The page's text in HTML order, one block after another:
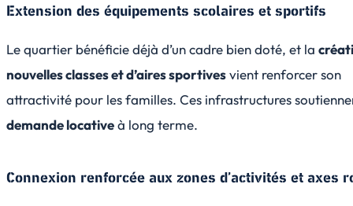
Extension des équipements scolaires et sportifs
Le quartier bénéficie déjà d’un cadre bien doté, et la
nouvelles classes et d’aires sportivesvient renforcer son
attractivité pour les familles. Ces infrastructures
demande locativeà long terme.
Connexion renforcée aux zones d’activités et axes